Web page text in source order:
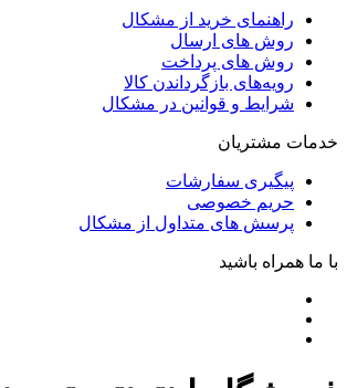
راهنمای خرید از مشکال
روش های ارسال
روش های پرداخت
رویه‌های بازگرداندن کالا
شرایط و قوانین در مشکال
خدمات مشتریان
پیگیری سفارشات
حریم خصوصی
پرسش های متداول از مشکال
با ما همراه باشید